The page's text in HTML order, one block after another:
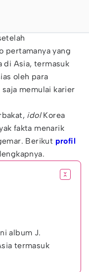
pertamanya yang
di Asia, termasuk
oleh para
memulai karier
idolKorea
fakta menarik
Berikut profil
album J.
termasuk